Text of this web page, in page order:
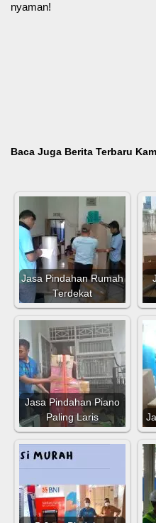
nyaman!
Baca Juga Berita Terbaru
Jasa Pindahan Rumah
Terdekat
Jasa Pindahan Piano
Paling Laris